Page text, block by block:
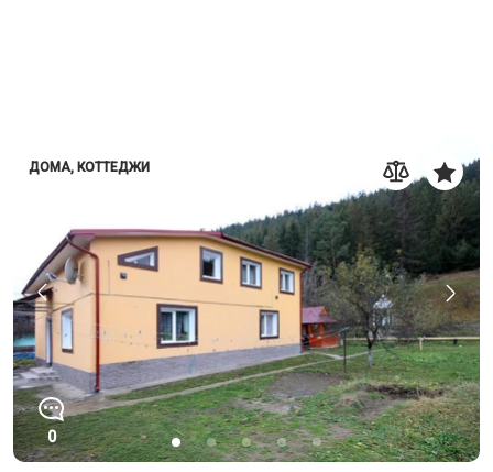
ДОМА, КОТТЕДЖИ
0